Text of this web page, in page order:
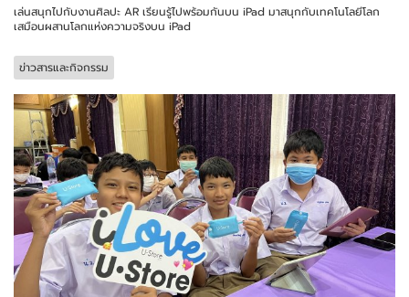
เล่นสนุกไปกับงานศิลปะ AR เรียนรู้ไปพร้อมกันบน iPad มาสนุกกับเทคโนโลยีโลก
เสมือนผสานโลกแห่งความจริงบน iPad
ข่าวสารและกิจกรรม